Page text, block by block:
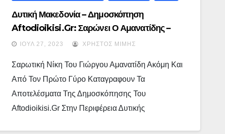
Δυτική Μακεδονία – Δημοσκόπηση
Aftodioikisi.gr: Σαρώνει Ο Αμανατίδης –
«Μάχη» Σε Κοζάνη, Καστοριά – Στον Δήμο
Χρήστος Τριγώνης…
ΙΟΎΛ 27, 2023 ΧΡΉΣΤΟΣ ΜΊΜΗΣ
Σαρωτική Νίκη Του Γιώργου Αμανατίδη Ακόμη Και
Από Τον Πρώτο Γύρο Καταγραφουν Τα
Αποτελέσματα Της Δημοσκόπησης Του
Aftodioikisi.gr Στην Περιφέρεια Δυτικής